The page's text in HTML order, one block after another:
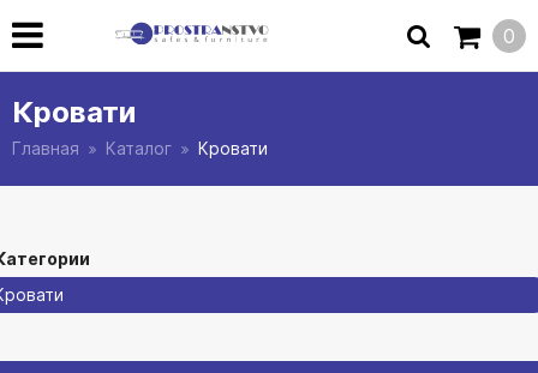
0
Кровати
Главная Каталог Кровати